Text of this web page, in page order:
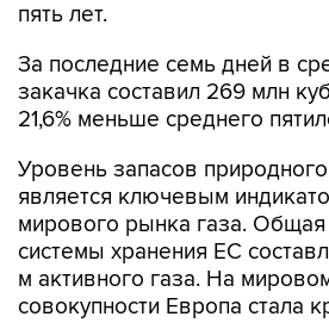
За последние семь дней в
21,6% меньше среднего
Уровень запасов
мирового рынка газа.
системы хранения ЕС
м активного газа. На
совокупности Европа стала
импортером.